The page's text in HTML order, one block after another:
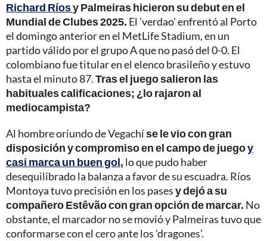
Richard Ríosy Palmeiras hicieron su debut en el
Mundial de Clubes 2025. El 'verdao' enfrentó al Porto
el domingo anterior en el MetLife Stadium, en un
partido válido por el grupo A que no pasó del 0-0. El
colombiano fue titular en el elenco brasileño y estuvo
hasta el minuto 87.Tras el juego salieron las
habituales calificaciones; ¿lo rajaron al
mediocampista?
Al hombre oriundo de Vegachíse le vio con gran
disposición y compromiso en el campo de juegoy
casi marca un buen gol, lo que pudo haber
desequilibrado la balanza a favor de su escuadra. Ríos
Montoya tuvo precisión en los pasesy dejó a su
compañero Estêvão con gran opción de marcar. No
obstante, el marcador no se movió y Palmeiras tuvo que
conformarse con el cero ante los 'dragones'.